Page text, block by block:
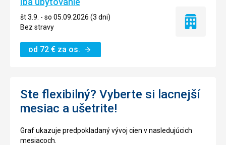
št 3.9. - so 05.09.2026 (3 dni)
Bez stravy
od 72 € za os.
Iba
Ste flexibilný? Vyberte si lacnejší
mesiac a ušetrite!
Graf ukazuje predpokladaný vývoj cien v nasledujúcich
mesiacoch.